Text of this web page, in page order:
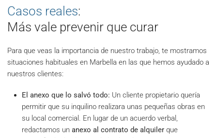
Casos reales:
Más vale prevenir que curar
Para que veas la importancia de nuestro trabajo, te mostramos
situaciones habituales en Marbella en las que hemos ayudado a
nuestros clientes:
El anexo que lo salvó todo: Un cliente propietario quería
permitir que su inquilino realizara unas pequeñas obras en
su local comercial. En lugar de un acuerdo verbal,
redactamos un anexo al contrato de alquiler que